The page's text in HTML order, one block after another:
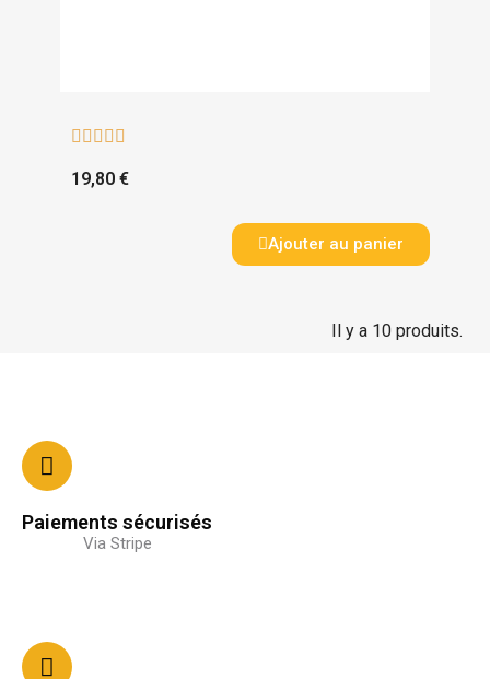
    
19,80 €
Ajouter au panier
Il y a 10 produits.
Paiements sécurisés
Via Stripe